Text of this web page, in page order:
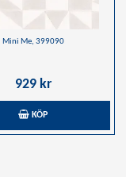
Mini Me, 399090
929 kr
KÖP